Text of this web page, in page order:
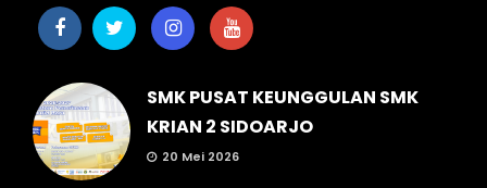
SMK PUSAT KEUNGGULAN SMK
KRIAN 2 SIDOARJO
20 Mei 2026